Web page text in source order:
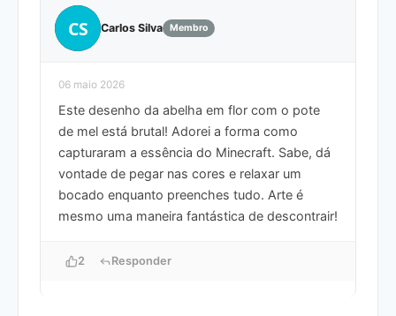
CS Carlos Silva Membro
06 maio 2026
Este desenho da abelha em flor com o pote
de mel está brutal! Adorei a forma como
capturaram a essência do Minecraft. Sabe, dá
vontade de pegar nas cores e relaxar um
bocado enquanto preenches tudo. Arte é
mesmo uma maneira fantástica de descontrair!
2 Responder